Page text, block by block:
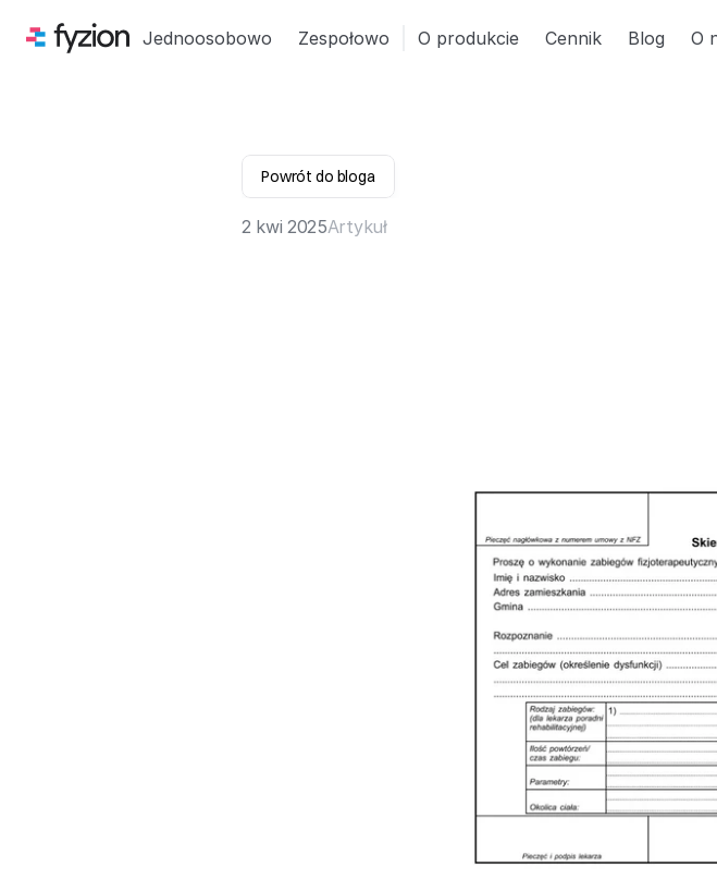
Jednoosobowo Zespołowo O produkcie Cennik Blog O
Powrót do bloga
2 kwi 2025Artykuł